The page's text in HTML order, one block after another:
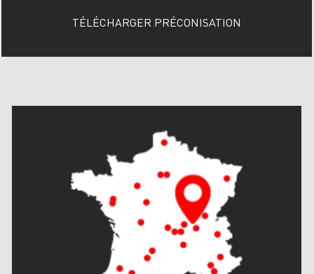
TÉLÉCHARGER PRÉCONISATION